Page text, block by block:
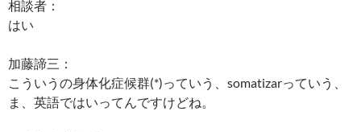
相談者：
はい
加藤諦三：
こういうの身体化症候群(*)っていう、somatizarっていう、
ま、英語ではいってんですけどね。